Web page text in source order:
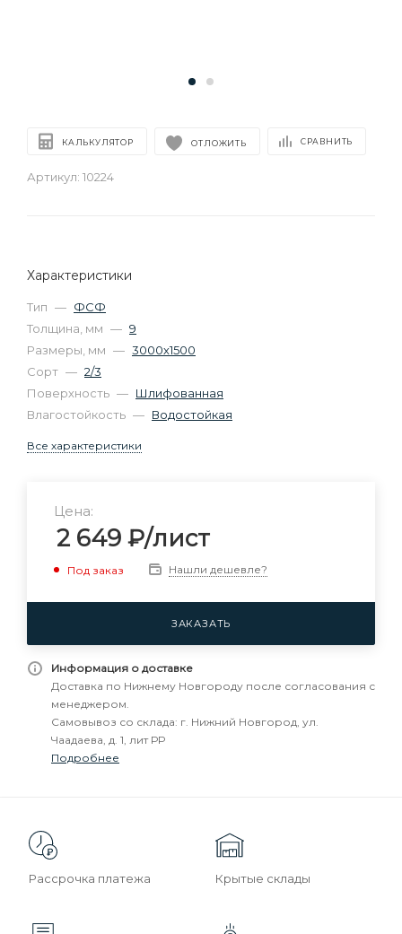
КАЛЬКУЛЯТОР ОТЛОЖИТЬ СРАВНИТЬ
Артикул: 10224
Характеристики
Тип — ФСФ
Толщина, мм — 9
Размеры, мм — 3000х1500
Сорт — 2/3
Поверхность — Шлифованная
Влагостойкость — Водостойкая
Все характеристики
Цена:
2 649 ₽/лист
Под заказ Нашли дешевле?
ЗАКАЗАТЬ
Информация о доставке
Доставка по Нижнему Новгороду после согласования с
менеджером.
Самовывоз со склада: г. Нижний Новгород, ул.
Чаадаева, д. 1, лит РР
Подробнее
Рассрочка платежа Крытые склады